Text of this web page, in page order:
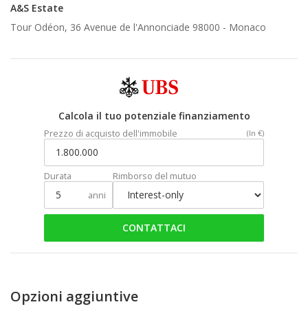
A&S Estate
Tour Odéon, 36 Avenue de l'Annonciade 98000 - Monaco
Calcola il tuo potenziale finanziamento
Prezzo di acquisto dell'immobile (In €)
Durata
anni
Rimborso del mutuo
CONTATTACI
Opzioni aggiuntive